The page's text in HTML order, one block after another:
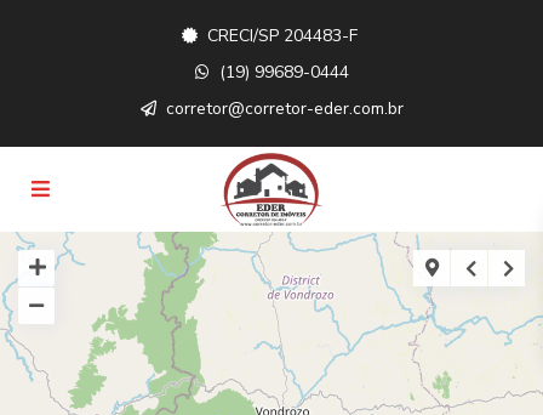
CRECI/SP 204483-F
(19) 99689-0444
corretor@corretor-eder.com.br